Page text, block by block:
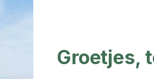
Groetjes,